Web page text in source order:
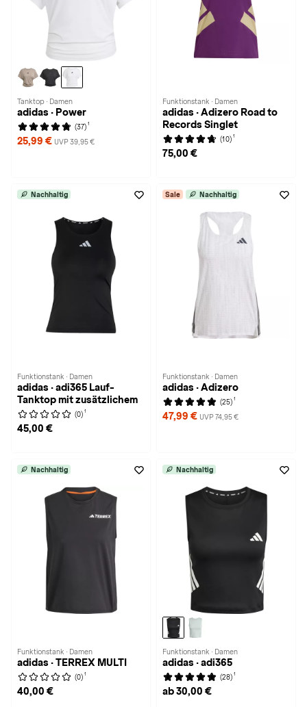
Tanktop · Damen
adidas · Power
(37) 1
25,99 € UVP 39,95 €
Funktionstank · Damen
adidas · Adizero Road to
Records Singlet
(10) 1
75,00 €
Nachhaltig
Funktionstank · Damen
adidas · adi365 Lauf-
Tanktop mit zusätzlichem
(0) 1
45,00 €
Sale Nachhaltig
Funktionstank · Damen
adidas · Adizero
(25) 1
47,99 € UVP 74,95 €
Nachhaltig
Funktionstank · Damen
adidas · TERREX MULTI
(0) 1
40,00 €
Nachhaltig
Funktionstank · Damen
adidas · adi365
(28) 1
ab 30,00 €